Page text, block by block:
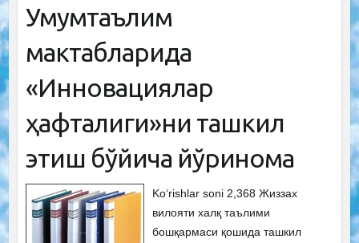
Умумтаълим
мактабларида
«Инновациялар
ҳафталиги»ни ташкил
этиш бўйича йўриқнома
Ko‘rishlar soni 2,368 Жиззах
вилояти халқ таълими
бошқармаси қошида ташкил